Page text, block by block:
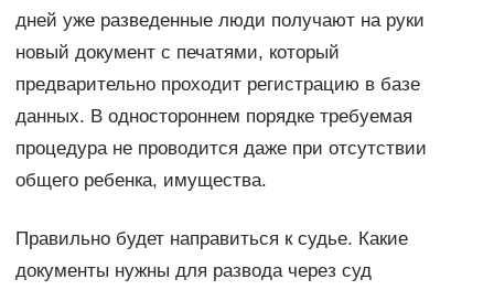
дней уже разведенные люди получают на руки
новый документ с печатями, который
предварительно проходит регистрацию в базе
данных. В одностороннем порядке требуемая
процедура не проводится даже при отсутствии
общего ребенка, имущества.
Правильно будет направиться к судье. Какие
документы нужны для развода через суд